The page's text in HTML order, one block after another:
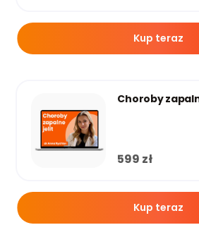
Kup teraz
Choroby
599 zł
Kup teraz